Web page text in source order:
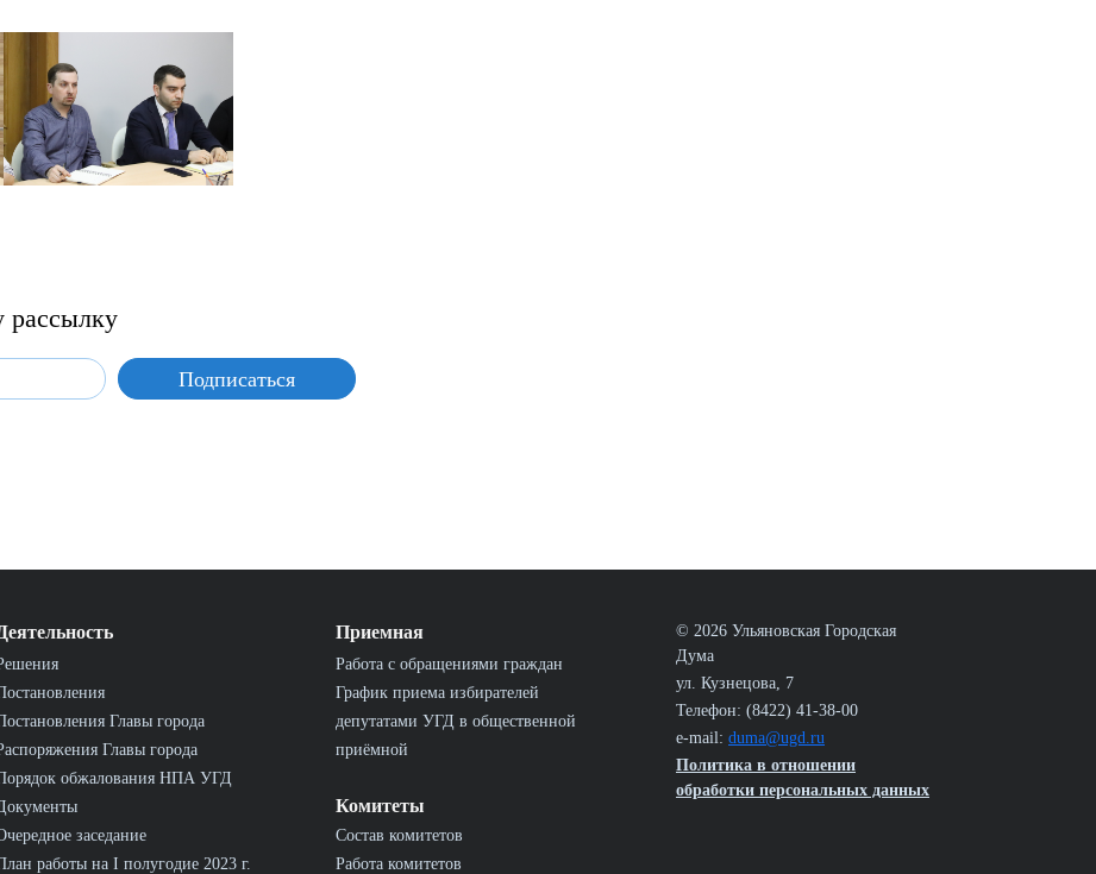
Главы города
Главы города
обжалования НПА УГД
заседание
работы на I полугодие 2023 г.
Приемная
Работа с обращениями граждан
График приема избирателей
депутатами УГД в общественной
приёмной
Комитеты
Состав комитетов
Работа комитетов
© 2026 Ульяновская Городская
Дума
ул. Кузнецова, 7
Телефон: (8422) 41-38-00
e-mail: duma@ugd.ru
Политика в отношении
обработки персональных данных